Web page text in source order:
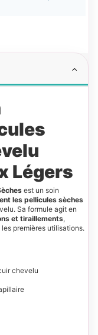
Légers
est un soin
les pellicules sèches
Sa formule agit en
et tiraillements,
premières utilisations.
chevelu